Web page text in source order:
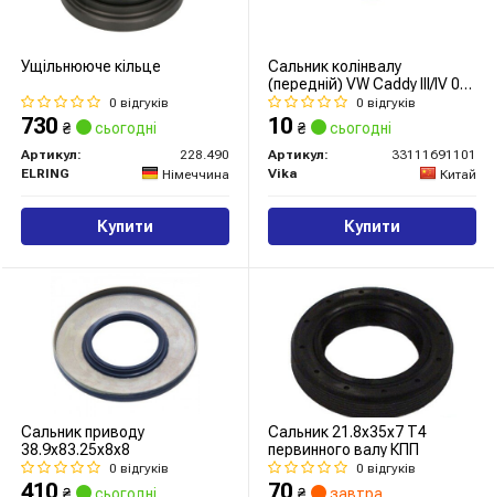
Ущільнююче кільце
0 відгуків
730 ₴ сьогодні
Артикул:
228.490
ELRING
Німеччина
Купити
Сальник колінвалу
(передній) VW Caddy III/IV 04-
20
0 відгуків
10 ₴ сьогодні
Артикул:
33111691101
Vika
Китай
Купити
Сальник приводу
38.9x83.25x8x8
0 відгуків
410 ₴ сьогодні
Сальник 21.8x35x7 T4
первинного валу КПП
0 відгуків
70 ₴ завтра